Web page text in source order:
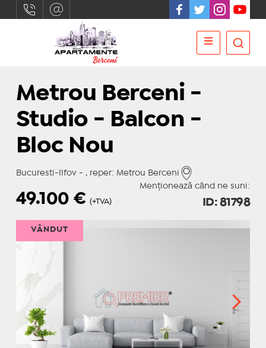
Metrou Berceni -
Studio - Balcon -
Bloc Nou
Bucuresti-Ilfov - , reper: Metrou Berceni
Menționează când ne suni:
49.100€ (+TVA) ID: 81798
VÂNDUT